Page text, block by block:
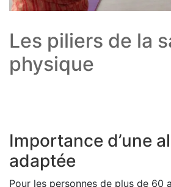
Les piliers de la
physique
Importance d’une
adaptée
Pour les personnes de plus de 60